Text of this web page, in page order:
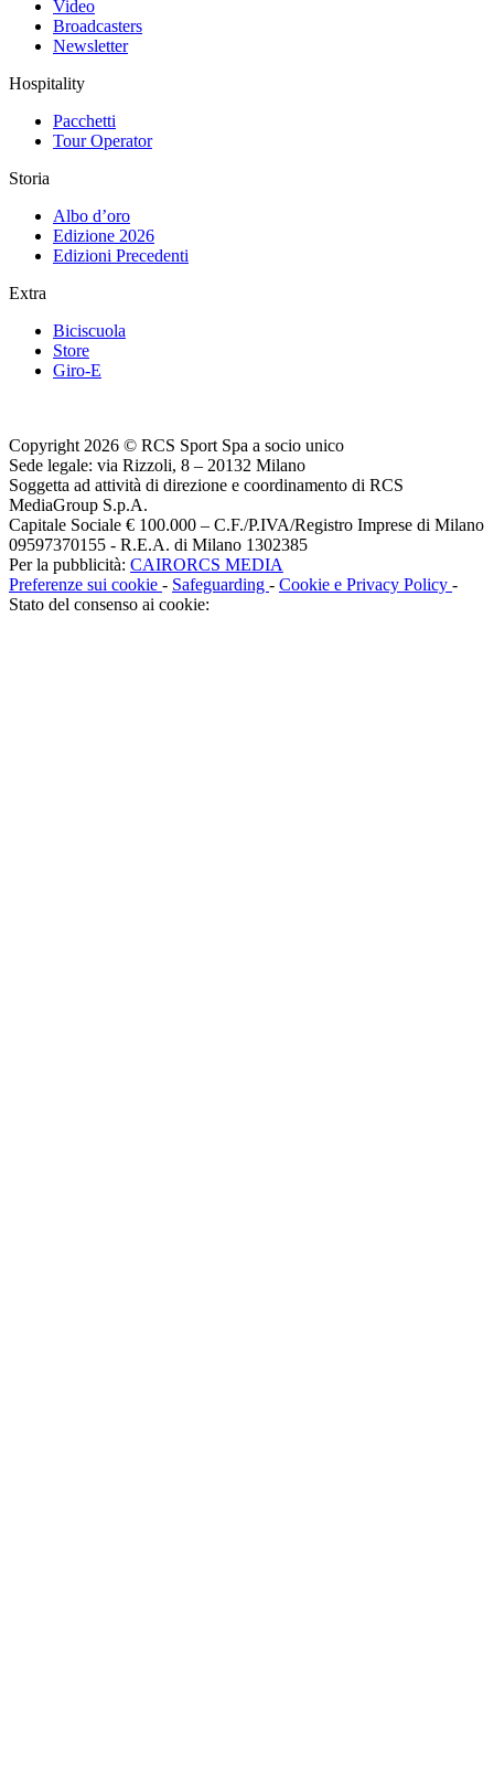
Video
Broadcasters
Newsletter
Hospitality
Pacchetti
Tour Operator
Storia
Albo d’oro
Edizione 2026
Edizioni Precedenti
Extra
Biciscuola
Store
Giro-E
Copyright 2026 © RCS Sport Spa a socio unico
Sede legale: via Rizzoli, 8 – 20132 Milano
Soggetta ad attività di direzione e coordinamento di RCS
MediaGroup S.p.A.
Capitale Sociale € 100.000 – C.F./P.IVA/Registro Imprese di Milano
09597370155 - R.E.A. di Milano 1302385
Per la pubblicità: CAIRORCS MEDIA
Preferenze sui cookie - Safeguarding - Cookie e Privacy Policy -
Stato del consenso ai cookie: